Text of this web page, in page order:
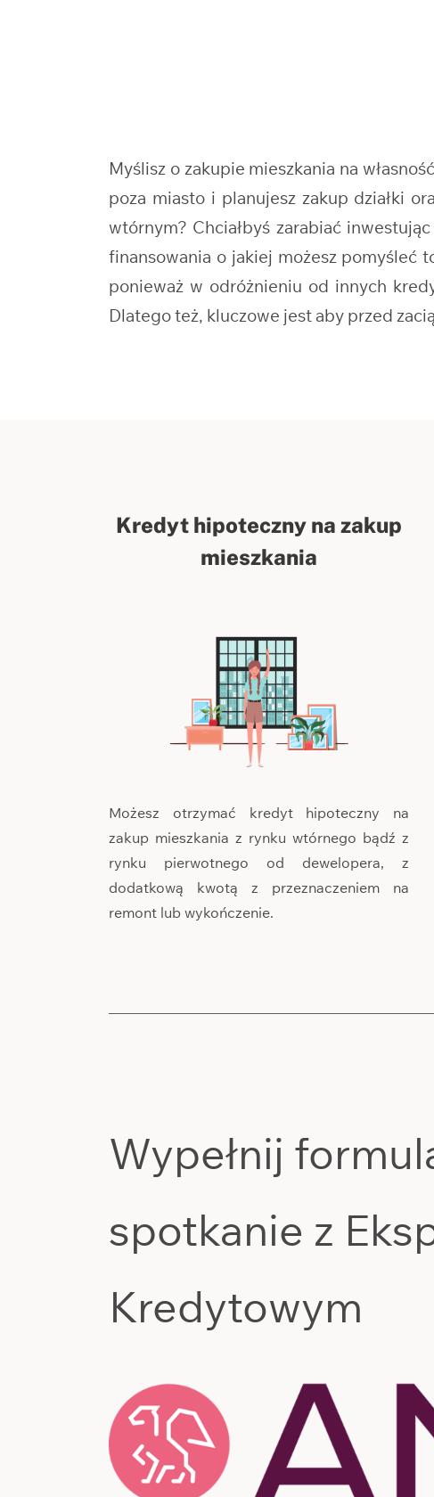
Myślisz o zakupie mieszkania na
poza miasto i planujesz zakup działki
wtórnym? Chciałbyś zarabiać
finansowania o jakiej możesz pomyśleć
ponieważ w odróżnieniu od innych
Dlatego też, kluczowe jest aby przed
Kredyt hipoteczny na zakup
mieszkania
Możesz otrzymać kredyt hipoteczny na
zakup mieszkania z rynku wtórnego bądź z
rynku pierwotnego od dewelopera, z
dodatkową kwotą z przeznaczeniem na
remont lub wykończenie.
Wypełnij
spotkanie z
Kredytowym